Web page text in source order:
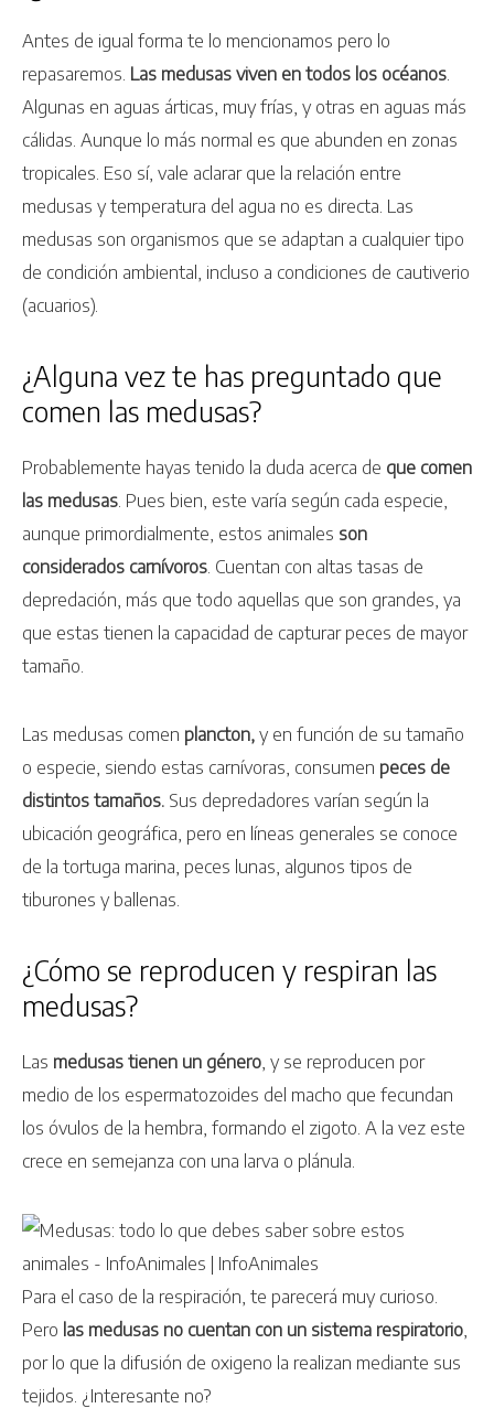
Antes de igual forma te lo mencionamos pero lo
repasaremos. Las medusas viven en todos los océanos
Algunas en aguas árticas, muy frías, y otras en aguas más
cálidas. Aunque lo más normal es que abunden en zonas
tropicales. Eso sí, vale aclarar que la relación entre
medusas y temperatura del agua no es directa. Las
medusas son organismos que se adaptan a cualquier tipo
de condición ambiental, incluso a condiciones de cautiverio
(acuarios).
¿Alguna vez te has preguntado que
comen las medusas?
Probablemente hayas tenido la duda acerca de que comen
las medusas . Pues bien, este varía según cada especie,
aunque primordialmente, estos animales son
considerados carnívoros . Cuentan con altas tasas de
depredación, más que todo aquellas que son grandes, ya
que estas tienen la capacidad de capturar peces de mayor
tamaño.
Las medusas comen plancton,y en función de su tamaño
o especie, siendo estas carnívoras, consumen peces de
distintos tamaños. Sus depredadores varían según la
ubicación geográfica, pero en líneas generales se conoce
de la tortuga marina, peces lunas, algunos tipos de
tiburones y ballenas.
¿Cómo se reproducen y respiran las
medusas?
Las medusas tienen un género, y se reproducen por
medio de los espermatozoides del macho que fecundan
los óvulos de la hembra, formando el zigoto. A la vez este
crece en semejanza con una larva o plánula.
Para el caso de la respiración, te parecerá muy curioso.
Pero las medusas no cuentan con un sistema respiratorio
por lo que la difusión de oxigeno la realizan mediante sus
tejidos. ¿Interesante no?